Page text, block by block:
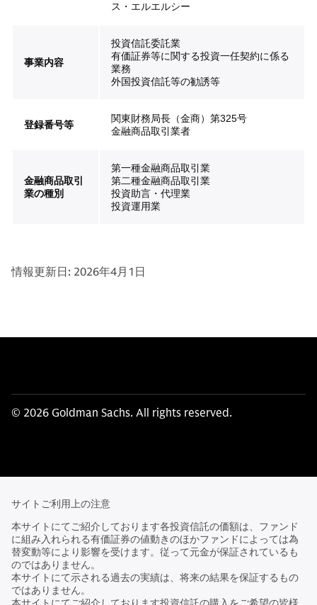
ス・エルエルシー
事業内容
投資信託委託業
有価証券等に関する投資一任契約に係る
業務
外国投資信託等の勧誘等
登録番号等
関東財務局長（金商）第325号
金融商品取引業者
金融商品取引
業の種別
第一種金融商品取引業
第二種金融商品取引業
投資助言・代理業
投資運用業
情報更新日: 2026年4月1日
© 2026 Goldman Sachs. All rights reserved.
サイトご利用上の注意
本サイトにてご紹介しております各投資信託の価額は、ファンド
に組み入れられる有価証券の値動きのほかファンドによっては為
替変動等により影響を受けます。従って元金が保証されているも
のではありません。
本サイトにて示される過去の実績は、将来の結果を保証するもの
ではありません。